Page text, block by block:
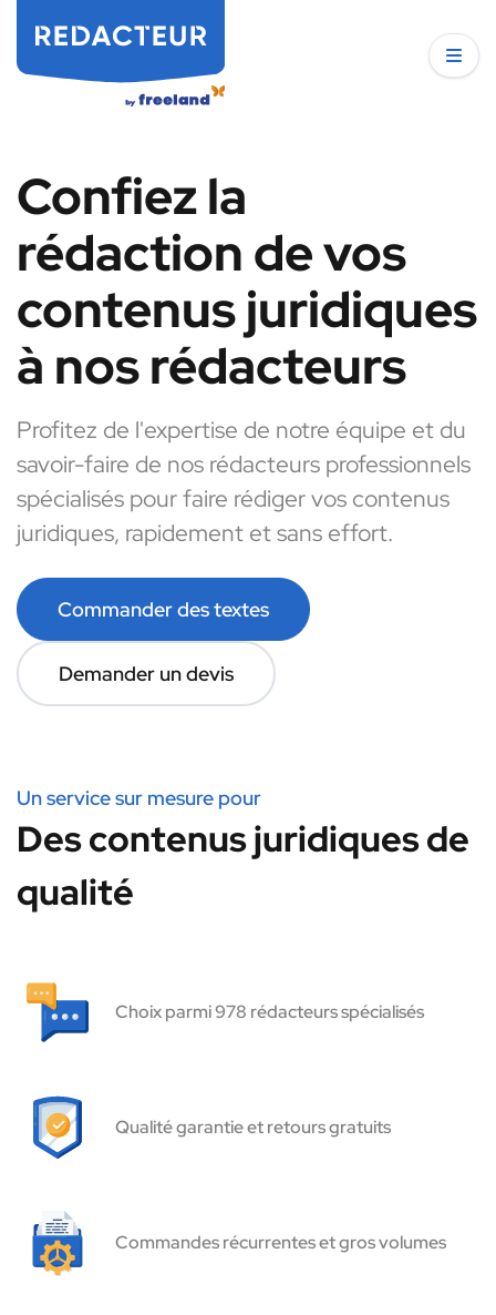
Confiez la
rédaction de vos
contenus juridiques
à nos rédacteurs
Profitez de l'expertise de notre équipe et du
savoir-faire de nos rédacteurs professionnels
spécialisés pour faire rédiger vos contenus
juridiques, rapidement et sans effort.
Commander des textes
Demander un devis
Un service sur mesure pour
Des contenus juridiques de
qualité
Choix parmi 978 rédacteurs spécialisés
Qualité garantie et retours gratuits
Commandes récurrentes et gros volumes